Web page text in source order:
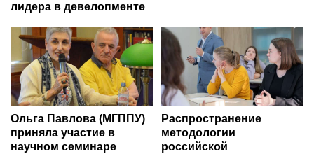
лидера в девелопменте
Ольга Павлова (МГППУ)
приняла участие в
научном семинаре
Распространение
методологии
российской